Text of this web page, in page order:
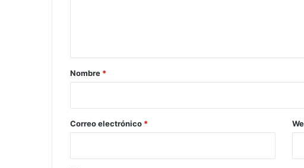
r
*
Nombre *
Correo electrónico *